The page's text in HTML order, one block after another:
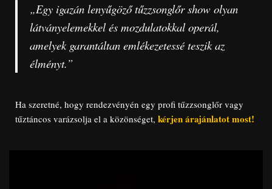
„Egy igazán lenyűgöző tűzzsonglőr show olyan
látványelemekkel és mozdulatokkal operál,
amelyek garantáltan emlékezetessé teszik az
élményt.”
Ha szeretné, hogy rendezvényén egy profi tűzzsonglőr vagy
tűztáncos varázsolja el a közönséget, kérjen árajánlatot most!